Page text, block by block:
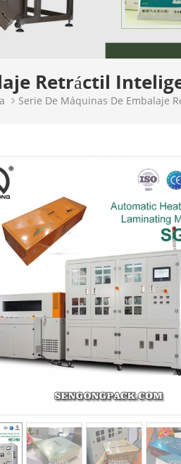
Retráctil
Serie De Máquinas De Embalaje